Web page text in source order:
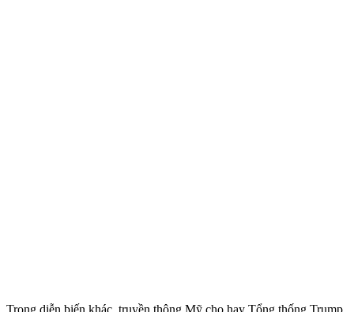
Trong diễn biến khác, truyền thông Mỹ cho hay Tổng thống Trump